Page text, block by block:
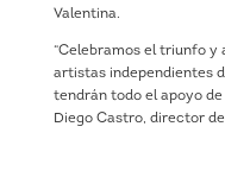
Valentina.
“Celebramos el triunfo y
artistas independientes
tendrán todo el apoyo
Diego Castro, director